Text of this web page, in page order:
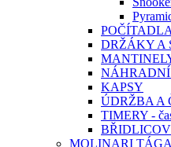
POČÍTADLA
DRŽÁKY A
KAPSY
ÚDRŽBA A
TIMERY -
MOLINARI